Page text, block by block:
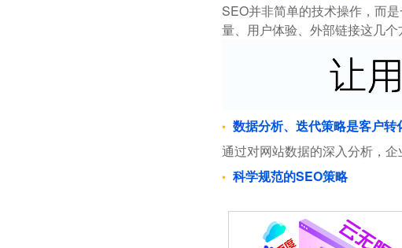
SEO并非简单的技术操作，而
量、用户体验、外部链接这几
数据分析、迭代策略是客户转
通过对网站数据的深入分析，
科学规范的SEO策略